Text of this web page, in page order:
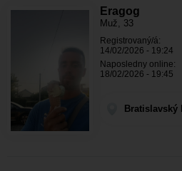
Eragog
Muž, 33
Registrovaný/á:
14/02/2026 - 19:24
Naposledny online:
18/02/2026 - 19:45
Bratislavský